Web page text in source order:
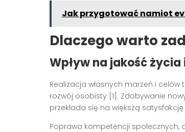
Jak przygotować namiot
Dlaczego warto
Wpływ na jakość
Realizacja własnych marzeń i
rozwój osobisty [1]. Zdobywanie
przekłada się na większą
Poprawa kompetencji społecznych,